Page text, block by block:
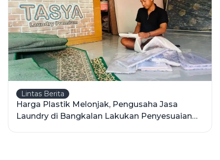
Lintas Berita
Harga Plastik Melonjak, Pengusaha Jasa
Laundry di Bangkalan Lakukan Penyesuaian